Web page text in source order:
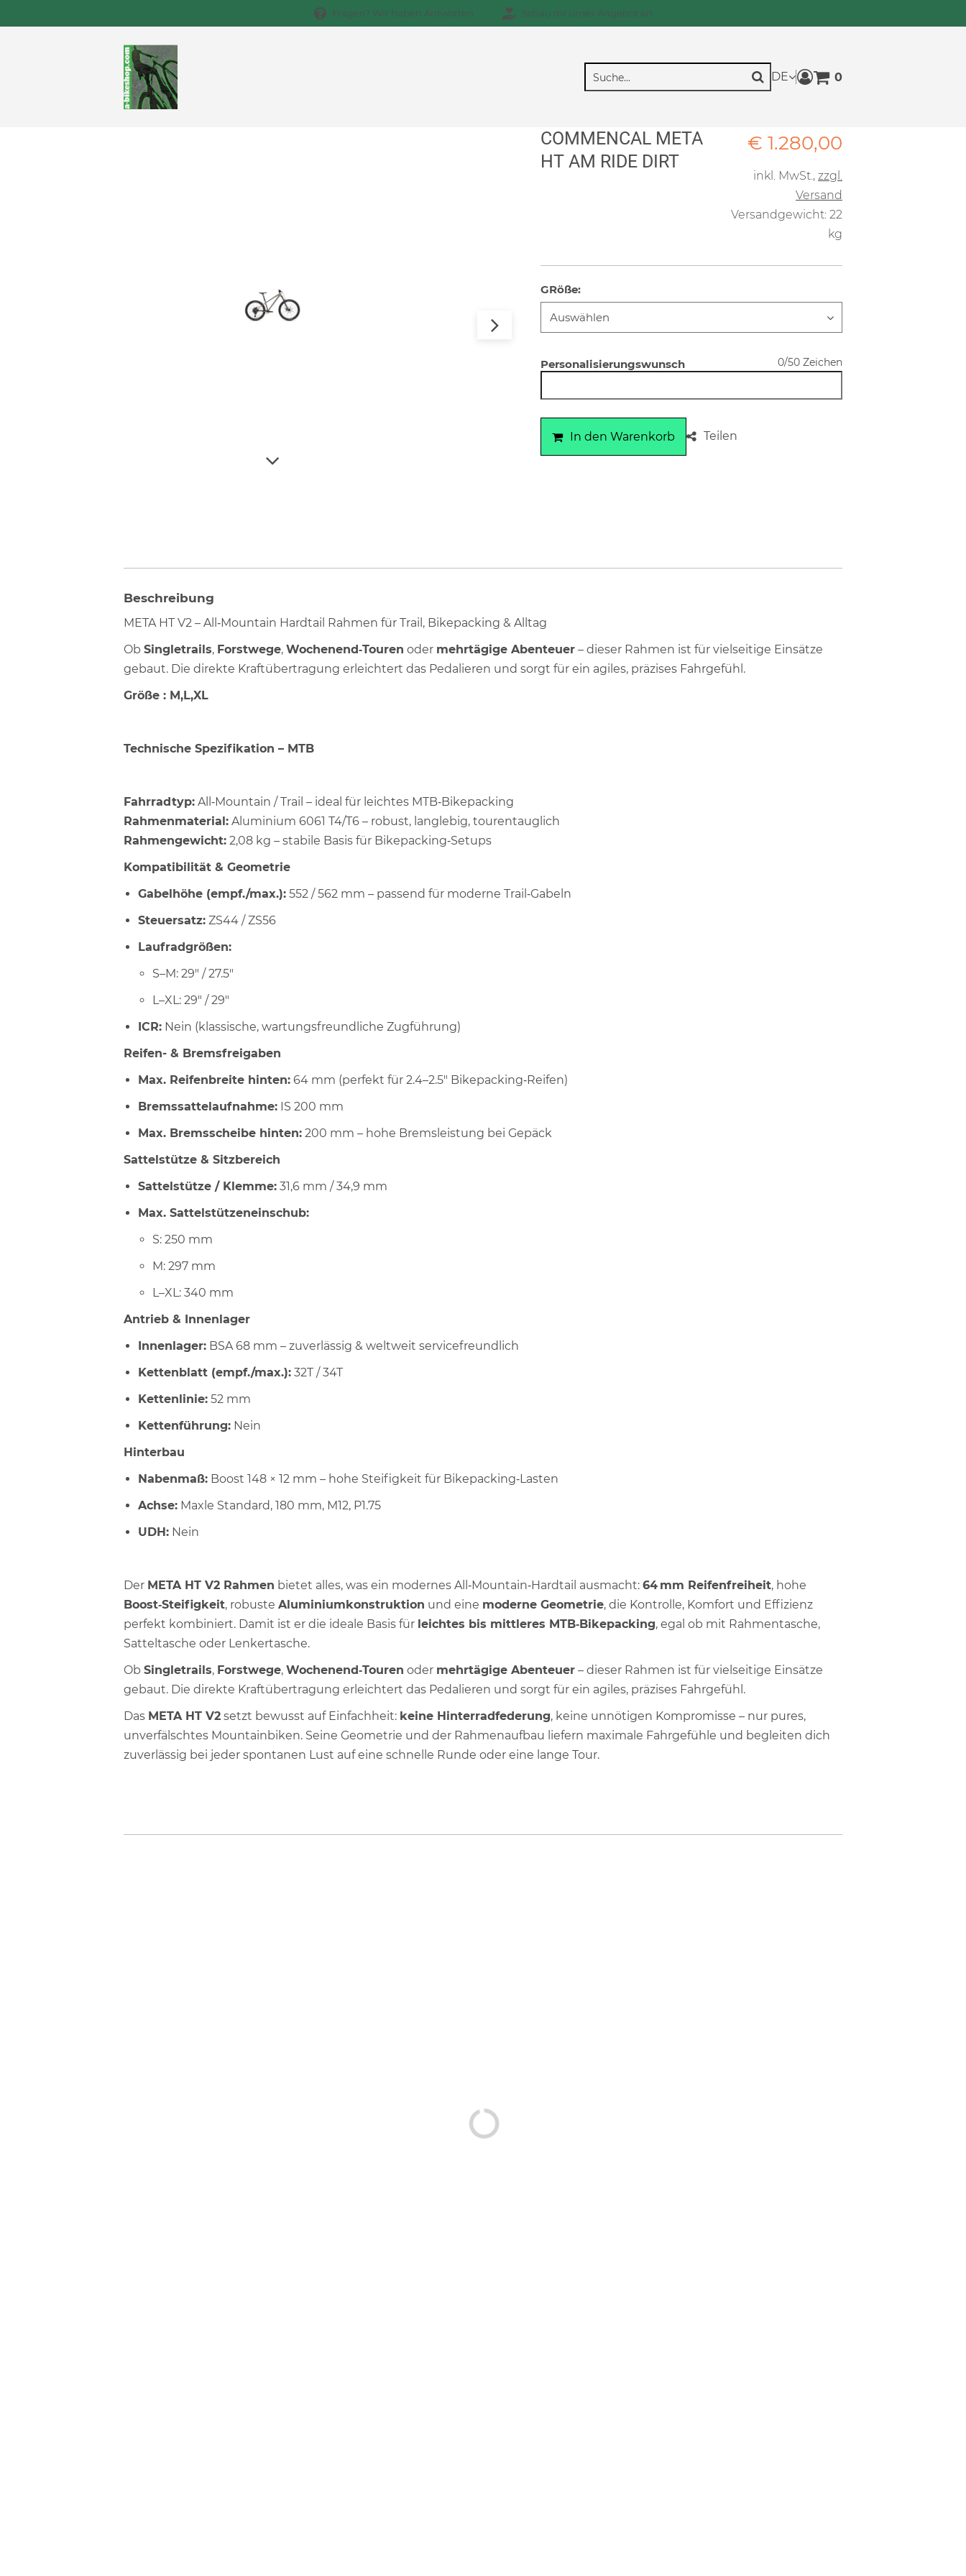
Fragen? Wir haben Antworten Schau dir unser Angebot an
DE
Warenkorb anzeigen. Sie
0
COMMENCAL META
HT AM RIDE DIRT
Verkaufspreis: €
€ 1.280,00
inkl. MwSt., zzgl.
Versand
Versandgewicht: 22
kg
GRöße:
Personalisierungswunsch 0/50 Zeichen
In den Warenkorb Teilen
Beschreibung
META HT V2 – All‑Mountain Hardtail Rahmen für Trail, Bikepacking & Alltag
Ob Singletrails, Forstwege, Wochenend‑Touren oder mehrtägige Abenteuer – dieser Rahmen ist für vielseitige Einsätze
gebaut. Die direkte Kraftübertragung erleichtert das Pedalieren und sorgt für ein agiles, präzises Fahrgefühl.
Größe : M,L,XL
Technische Spezifikation – MTB
Fahrradtyp: All‑Mountain / Trail – ideal für leichtes MTB‑Bikepacking
Rahmenmaterial: Aluminium 6061 T4/T6 – robust, langlebig, tourentauglich
Rahmengewicht: 2,08 kg – stabile Basis für Bikepacking‑Setups
Kompatibilität & Geometrie
Gabelhöhe (empf./max.): 552 / 562 mm – passend für moderne Trail‑Gabeln
Steuersatz: ZS44 / ZS56
Laufradgrößen:
S–M: 29" / 27.5"
L–XL: 29" / 29"
ICR: Nein (klassische, wartungsfreundliche Zugführung)
Reifen- & Bremsfreigaben
Max. Reifenbreite hinten: 64 mm (perfekt für 2.4–2.5" Bikepacking‑Reifen)
Bremssattelaufnahme: IS 200 mm
Max. Bremsscheibe hinten: 200 mm – hohe Bremsleistung bei Gepäck
Sattelstütze & Sitzbereich
Sattelstütze / Klemme: 31,6 mm / 34,9 mm
Max. Sattelstützeneinschub:
S: 250 mm
M: 297 mm
L–XL: 340 mm
Antrieb & Innenlager
Innenlager: BSA 68 mm – zuverlässig & weltweit servicefreundlich
Kettenblatt (empf./max.): 32T / 34T
Kettenlinie: 52 mm
Kettenführung: Nein
Hinterbau
Nabenmaß: Boost 148 × 12 mm – hohe Steifigkeit für Bikepacking‑Lasten
Achse: Maxle Standard, 180 mm, M12, P1.75
UDH: Nein
Der META HT V2 Rahmen bietet alles, was ein modernes All‑Mountain‑Hardtail ausmacht: 64 mm Reifenfreiheit, hohe
Boost‑Steifigkeit, robuste Aluminiumkonstruktion und eine moderne Geometrie, die Kontrolle, Komfort und Effizienz
perfekt kombiniert. Damit ist er die ideale Basis für leichtes bis mittleres MTB‑Bikepacking, egal ob mit Rahmentasche,
Satteltasche oder Lenkertasche.
Ob Singletrails, Forstwege, Wochenend‑Touren oder mehrtägige Abenteuer – dieser Rahmen ist für vielseitige Einsätze
gebaut. Die direkte Kraftübertragung erleichtert das Pedalieren und sorgt für ein agiles, präzises Fahrgefühl.
Das META HT V2 setzt bewusst auf Einfachheit: keine Hinterradfederung, keine unnötigen Kompromisse – nur pures,
unverfälschtes Mountainbiken. Seine Geometrie und der Rahmenaufbau liefern maximale Fahrgefühle und begleiten dich
zuverlässig bei jeder spontanen Lust auf eine schnelle Runde oder eine lange Tour.